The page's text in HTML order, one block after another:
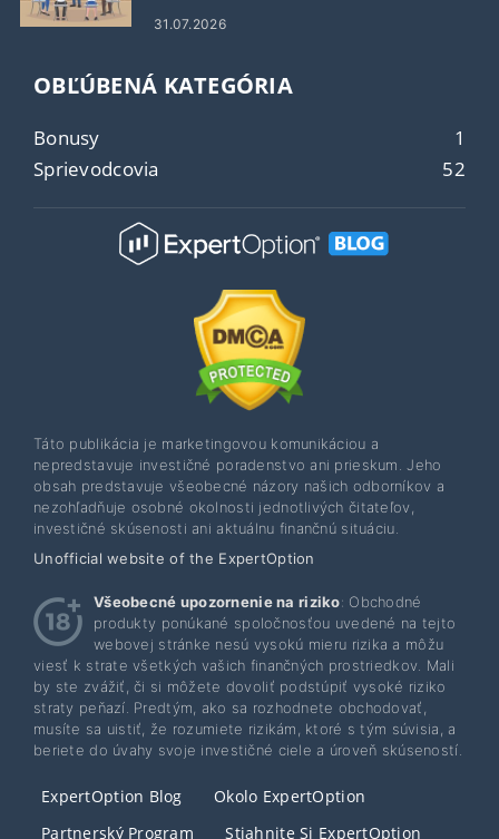
31.07.2026
OBĽÚBENÁ KATEGÓRIA
Bonusy
1
Sprievodcovia
52
Táto publikácia je marketingovou komunikáciou a
nepredstavuje investičné poradenstvo ani prieskum. Jeho
obsah predstavuje všeobecné názory našich odborníkov a
nezohľadňuje osobné okolnosti jednotlivých čitateľov,
investičné skúsenosti ani aktuálnu finančnú situáciu.
Unofficial website of the ExpertOption
Všeobecné upozornenie na riziko: Obchodné
produkty ponúkané spoločnosťou uvedené na tejto
webovej stránke nesú vysokú mieru rizika a môžu
viesť k strate všetkých vašich finančných prostriedkov. Mali
by ste zvážiť, či si môžete dovoliť podstúpiť vysoké riziko
straty peňazí. Predtým, ako sa rozhodnete obchodovať,
musíte sa uistiť, že rozumiete rizikám, ktoré s tým súvisia, a
beriete do úvahy svoje investičné ciele a úroveň skúseností.
ExpertOption Blog
Okolo ExpertOption
Partnerský Program
Stiahnite Si ExpertOption